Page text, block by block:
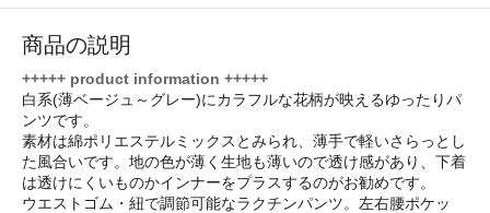
商品の説明
+++++ product information +++++
白系(薄ベージュ～グレー)にカラフルな花柄が映えるゆったりパ
ンツです。
素材は綿ポリエステルミックスとみられ、薄手で軽いさらっとし
た風合いです。地の色が薄く生地も薄いので透け感があり、下着
は透けにくいものかインナーをプラスするのがお勧めです。
ウエストゴム・紐で調節可能なラクチンパンツ。左右腰ポケッ